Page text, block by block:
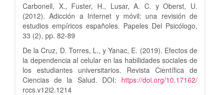
Carbonell, X., Fuster, H., Lusar, A. C. y Oberst, U.
(2012). Adicción a Internet y móvil: una revisión de
estudios empíricos españoles. Papeles Del Psicólogo,
33 (2), pp. 82-89
De la Cruz, D. Torres, L., y Yanac, E. (2019). Efectos de
la dependencia al celular en las habilidades sociales de
los estudiantes universitarios. Revista Científica de
Ciencias de la Salud. DOI: https://doi.org/10.17162/
rccs.v12i2.1214